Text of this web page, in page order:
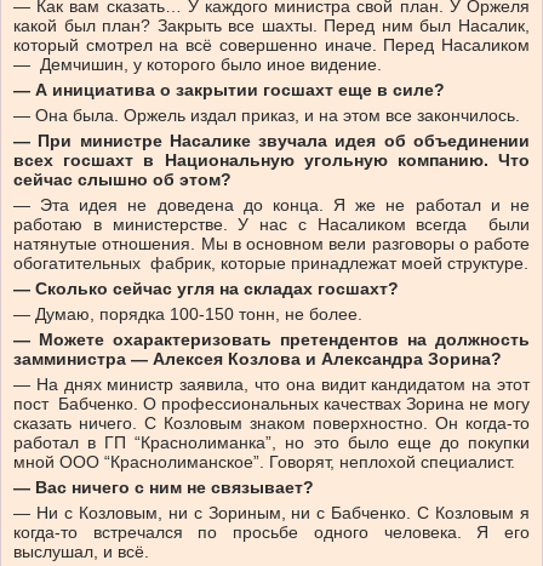
— Как вам сказать… У каждого министра свой план. У Оржеля
какой был план? Закрыть все шахты. Перед ним был Насалик,
который смотрел на всё совершенно иначе. Перед Насаликом
— Демчишин, у которого было иное видение.
— А инициатива о закрытии госшахт еще в силе?
— Она была. Оржель издал приказ, и на этом все закончилось.
— При министре Насалике звучала идея об объединении
всех госшахт в Национальную угольную компанию. Что
сейчас слышно об этом?
— Эта идея не доведена до конца. Я же не работал и не
работаю в министерстве. У нас с Насаликом всегда были
натянутые отношения. Мы в основном вели разговоры о работе
обогатительных фабрик, которые принадлежат моей структуре.
— Сколько сейчас угля на складах госшахт?
— Думаю, порядка 100-150 тонн, не более.
— Можете охарактеризовать претендентов на должность
замминистра — Алексея Козлова и Александра Зорина?
— На днях министр заявила, что она видит кандидатом на этот
пост Бабченко. О профессиональных качествах Зорина не могу
сказать ничего. С Козловым знаком поверхностно. Он когда-то
работал в ГП “Краснолиманка”, но это было еще до покупки
мной ООО “Краснолиманское”. Говорят, неплохой специалист.
— Вас ничего с ним не связывает?
— Ни с Козловым, ни с Зориным, ни с Бабченко. С Козловым я
когда-то встречался по просьбе одного человека. Я его
выслушал, и всё.